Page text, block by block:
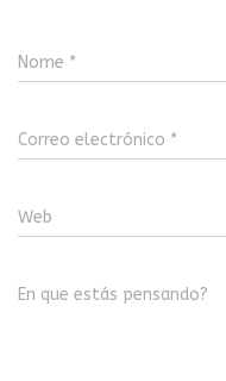
Nome *
Correo electrónico *
Web
En que estás pensando?